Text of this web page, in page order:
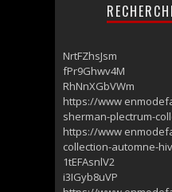
NrtFZhsJsm
fPr9Ghwv4M
RhNnXGbVWm
https://www
sherman-plectrum-
https://www
collection-automne-
1tEFAsnlV2
i3IGyb8uVP